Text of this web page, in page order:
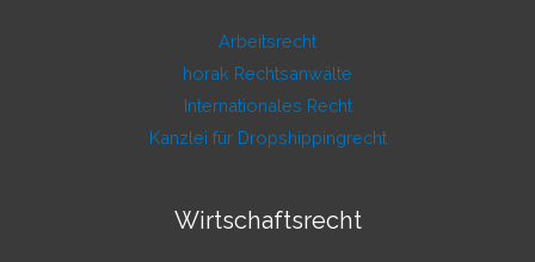
Arbeitsrecht
horak Rechtsanwälte
Internationales Recht
Kanzlei für Dropshippingrecht
Wirtschaftsrecht